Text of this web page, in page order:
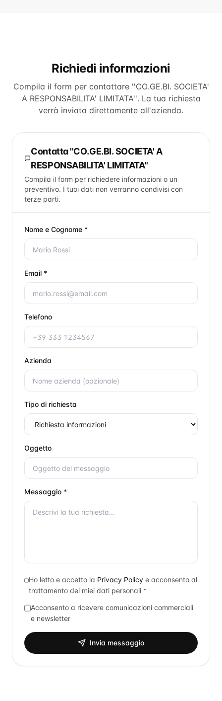
Richiedi informazioni
Compila il form per contattare ''CO.GE.BI. SOCIETA'
A RESPONSABILITA' LIMITATA''. La tua richiesta
verrà inviata direttamente all'azienda.
Contatta''CO.GE.BI. SOCIETA' A
RESPONSABILITA' LIMITATA''
Compila il form per richiedere informazioni o un
preventivo. I tuoi dati non verranno condivisi con
terze parti.
Nome e Cognome *
Email *
Telefono
Azienda
Tipo di richiesta
Oggetto
Messaggio *
Ho letto e accetto la Privacy Policy e acconsento al
trattamento dei miei dati personali *
Acconsento a ricevere comunicazioni commerciali
e newsletter
Invia messaggio